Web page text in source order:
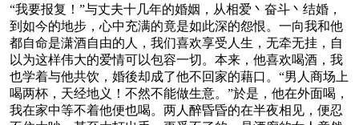
“我要报复！”与丈夫十几年的婚姻，从相爱丶奋斗丶结婚，
到如今的地步，心中充满的竟是如此深的怨恨。一向我和他
都自命是潇酒自由的人，我们喜欢享受人生，无牵无挂，自
以为这样伟大的爱情可以包容一切。本来，他喜欢喝酒，我
也学着与他共饮，婚後却成了他不回家的藉口。“男人商场上
喝两杯，天经地义！不然不能做生意。”於是，他在外面喝，
我在家中等不着他便也喝。两人醉昏昏的在半夜相见，便忍